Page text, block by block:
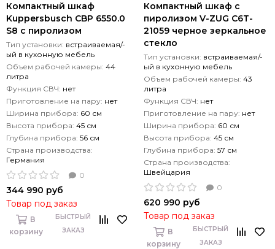
Компактный шкаф
Kuppersbusch CBP 6550.0
S8 с пиролизом
Тип установки: встраиваемая/-
ый в кухонную мебель
Объем рабочей камеры: 44
литра
Функция СВЧ: нет
Приготовление на пару: нет
Ширина прибора: 60 см
Высота прибора: 45 см
Глубина прибора: 56 см
Страна производства:
Германия
0
344 990 руб
Товар под заказ
В
корзину
БЫСТРЫЙ
ЗАКАЗ
Компактный шкаф с
пиролизом V-ZUG C6T-
21059 черное зеркальное
стекло
Тип установки: встраиваемая/-
ый в кухонную мебель
Объем рабочей камеры: 43
литра
Функция СВЧ: нет
Приготовление на пару: нет
Ширина прибора: 60 см
Высота прибора: 45 см
Глубина прибора: 57 см
Страна производства:
Швейцария
0
620 990 руб
Товар под заказ
В
корзину
БЫСТРЫЙ
ЗАКАЗ